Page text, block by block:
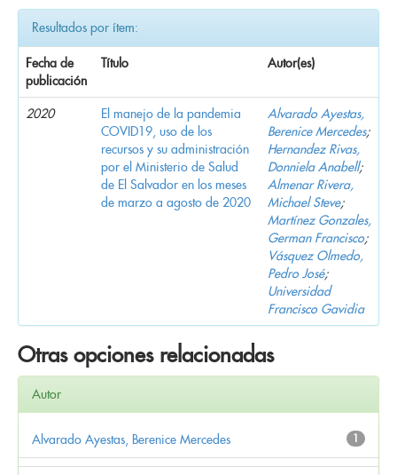
Resultados por ítem:
Fecha de
publicación
Título Autor(es)
2020
El manejo de la pandemia
COVID19, uso de los
recursos y su administración
por el Ministerio de Salud
de El Salvador en los meses
de marzo a agosto de 2020
Alvarado Ayestas,
Berenice Mercedes;
Hernandez Rivas,
Donniela Anabell;
Almenar Rivera,
Michael Steve;
Martínez Gonzales,
German Francisco;
Vásquez Olmedo,
Pedro José;
Universidad
Francisco Gavidia
Otras opciones relacionadas
Autor
1
Alvarado Ayestas, Berenice Mercedes